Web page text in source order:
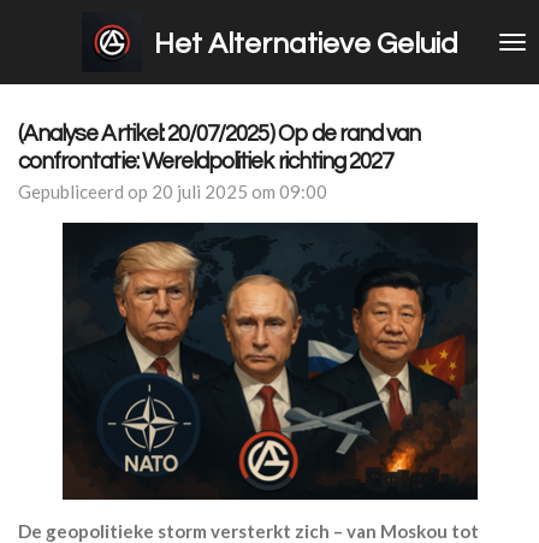
hoofdinhoud
Het Alternatieve Geluid
(Analyse Artikel: 20/07/2025) Op de rand van
confrontatie: Wereldpolitiek richting 2027
Gepubliceerd op 20 juli 2025 om 09:00
De geopolitieke storm versterkt zich – van Moskou tot